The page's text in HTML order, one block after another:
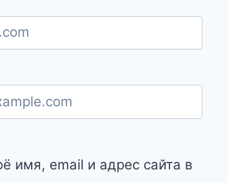
имя, email и адрес сайта в